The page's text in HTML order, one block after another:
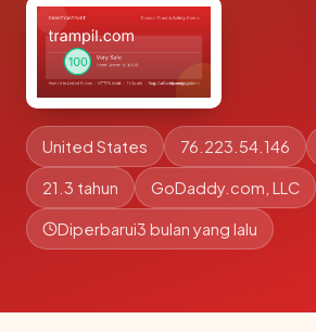
United States 76.223.54.146
21.3 tahun GoDaddy.com, LLC
Diperbarui3 bulan yang lalu